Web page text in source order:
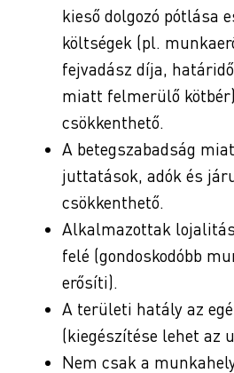
kieső dolgozó pótlása
költségek (pl.
fejvadász díja,
miatt felmerülő
csökkenthető.
A betegszabadság
juttatások, adók és
csökkenthető.
Alkalmazottak
felé (gondoskodóbb
erősíti).
A területi hatály az
(kiegészítése lehet az
Nem csak a